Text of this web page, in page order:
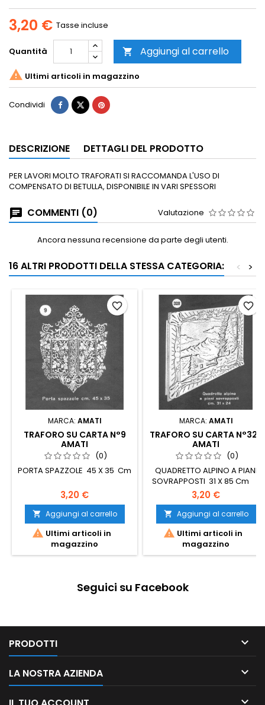
3,20 € Tasse incluse
Quantità  Aggiungi al carrello
 Ultimi articoli in magazzino
Condividi
DESCRIZIONE DETTAGLI DEL PRODOTTO
PER LAVORI MOLTO TRAFORATI SI RACCOMANDA L'USO DI
COMPENSATO DI BETULLA, DISPONIBILE IN VARI SPESSORI
COMMENTI (0) Valutazione
Ancora nessuna recensione da parte degli utenti.
16 ALTRI PRODOTTI DELLA STESSA CATEGORIA: >
<
MARCA: AMATI
TRAFORO SU CARTA N°9
AMATI
(0)
PORTA SPAZZOLE 45 X 35 Cm
3,20 €
 Aggiungi al carrello
 Ultimi articoli in
magazzino
favorite_border
MARCA: AMATI
TRAFORO SU CARTA N°328
AMATI
(0)
QUADRETTO ALPINO A PIANI
SOVRAPPOSTI 31 X 85 Cm
3,20 €
 Aggiungi al carrello
 Ultimi articoli in
magazzino
favorite_border
Seguici su Facebook
PRODOTTI 
LA NOSTRA AZIENDA 